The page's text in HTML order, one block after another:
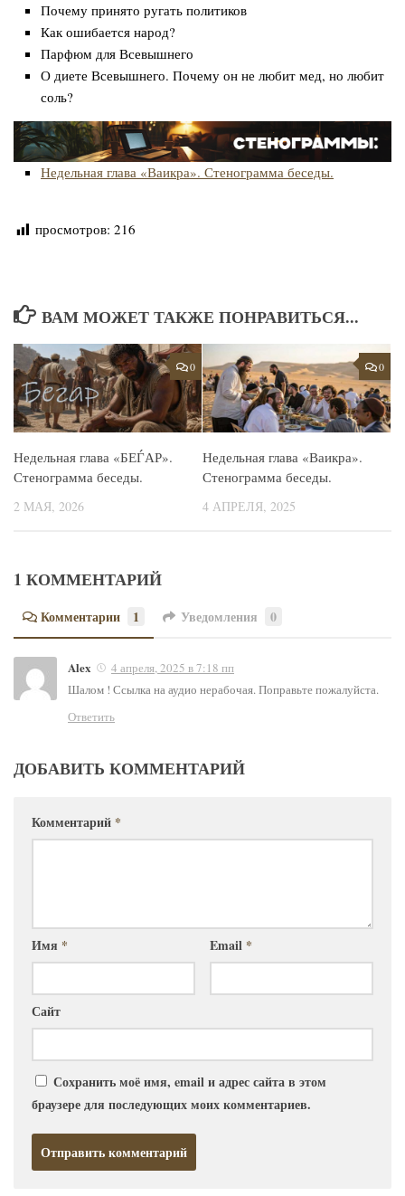
Почему принято ругать политиков
Как ошибается народ?
Парфюм для Всевышнего
О диете Всевышнего. Почему он не любит мед, но любит
соль?
Недельная глава «Ваикра». Стенограмма беседы.
просмотров: 216
ВАМ МОЖЕТ ТАКЖЕ ПОНРАВИТЬСЯ...
0
Недельная глава «БЕЃАР».
Стенограмма беседы.
2 МАЯ, 2026
0
Недельная глава «Ваикра».
Стенограмма беседы.
4 АПРЕЛЯ, 2025
1 КОММЕНТАРИЙ
Комментарии 1 Уведомления 0
Alex
4 апреля, 2025 в 7:18 пп
Шалом ! Ссылка на аудио нерабочая. Поправьте пожалуйста.
Ответить
ДОБАВИТЬ КОММЕНТАРИЙ
Комментарий *
Имя * Email *
Сайт
Сохранить моё имя, email и адрес сайта в этом
браузере для последующих моих комментариев.